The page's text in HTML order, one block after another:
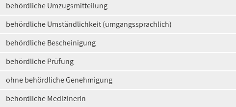
behördliche Umzugsmitteilung
behördliche Umständlichkeit (umgangssprachlich)
behördliche Bescheinigung
behördliche Prüfung
ohne behördliche Genehmigung
behördliche Medizinerin